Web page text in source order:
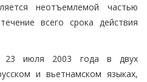
неотъемлемой частью
всего срока действия
23 июля 2003 года в двух
и вьетнамском языках,